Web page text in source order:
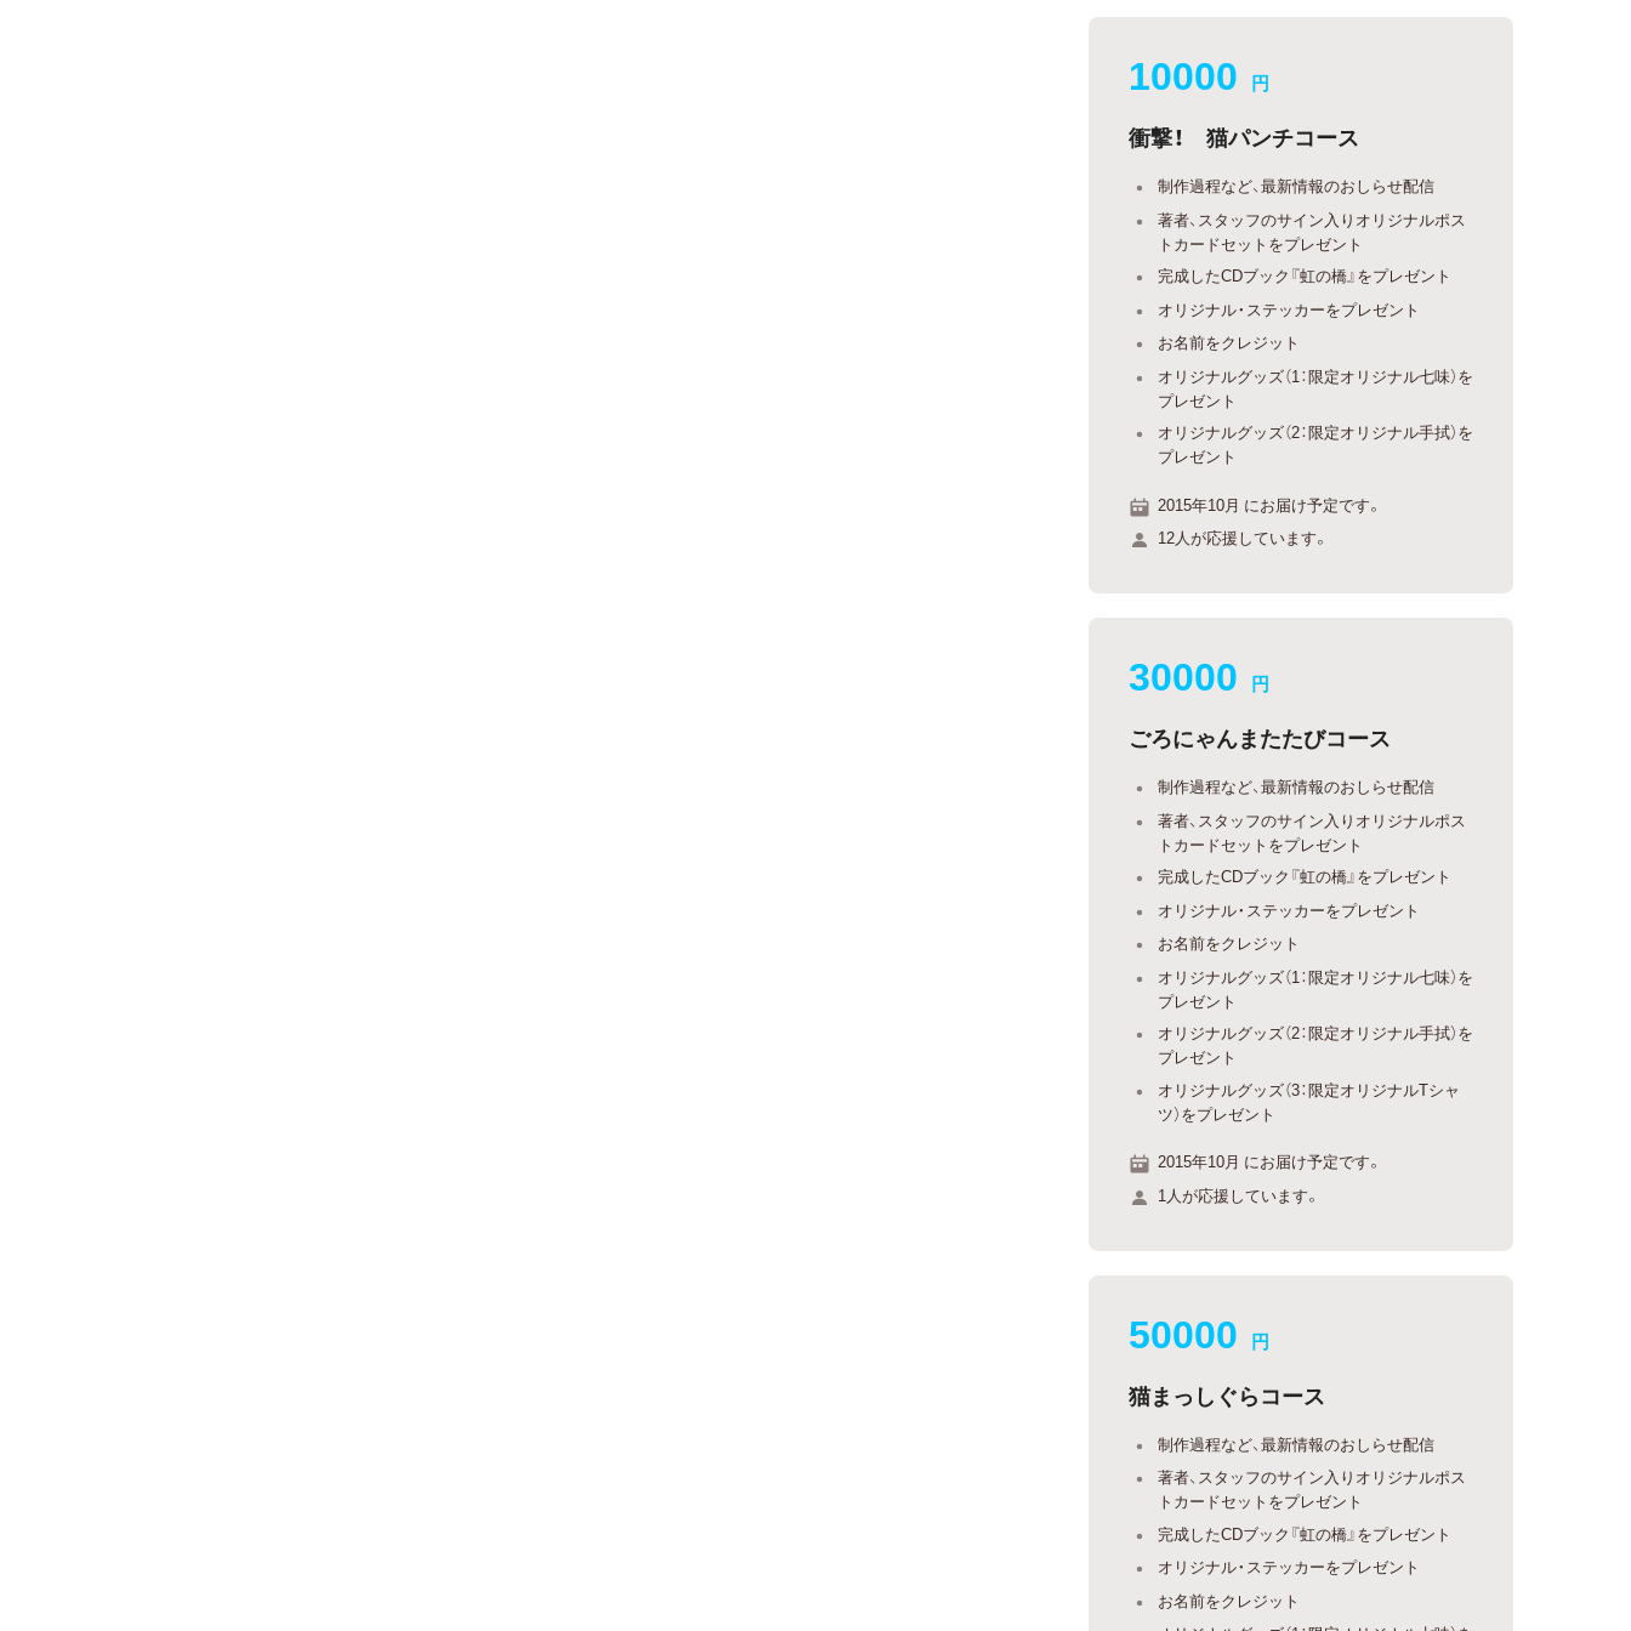
10000 円
衝撃！ 猫パンチコース
制作過程など、最新情報のおしらせ配信
著者、スタッフのサイン入りオリジナルポス
トカードセットをプレゼント
完成したCDブック『虹の橋』をプレゼント
オリジナル・ステッカーをプレゼント
お名前をクレジット
オリジナルグッズ（1：限定オリジナル七味）を
プレゼント
オリジナルグッズ（2：限定オリジナル手拭）を
プレゼント
2015年10月 にお届け予定です。
12人が応援しています。
30000 円
ごろにゃんまたたびコース
制作過程など、最新情報のおしらせ配信
著者、スタッフのサイン入りオリジナルポス
トカードセットをプレゼント
完成したCDブック『虹の橋』をプレゼント
オリジナル・ステッカーをプレゼント
お名前をクレジット
オリジナルグッズ（1：限定オリジナル七味）を
プレゼント
オリジナルグッズ（2：限定オリジナル手拭）を
プレゼント
オリジナルグッズ（3：限定オリジナルTシャ
ツ）をプレゼント
2015年10月 にお届け予定です。
1人が応援しています。
50000 円
猫まっしぐらコース
制作過程など、最新情報のおしらせ配信
著者、スタッフのサイン入りオリジナルポス
トカードセットをプレゼント
完成したCDブック『虹の橋』をプレゼント
オリジナル・ステッカーをプレゼント
お名前をクレジット